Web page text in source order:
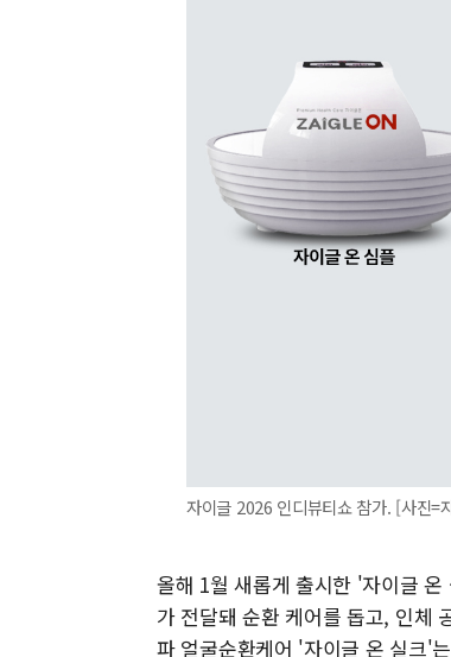
자이글 2026 인디뷰티쇼 참가. [사진=
올해 1월 새롭게 출시한 '자이글
가 전달돼 순환 케어를 돕고, 인체
파 얼굴순환케어 '자이글 온 실크'